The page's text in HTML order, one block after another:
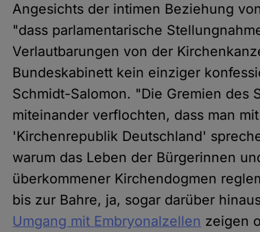
Angesichts der intimen Beziehung
"dass parlamentarische
Verlautbarungen von der
Bundeskabinett kein einziger
Schmidt-Salomon. "Die Gremien des
miteinander verflochten, dass man
'Kirchenrepublik Deutschland'
warum das Leben der Bürgerinnen
überkommener Kirchendogmen
bis zur Bahre, ja, sogar darüber
Umgang mit Embryonalzellen zeigen